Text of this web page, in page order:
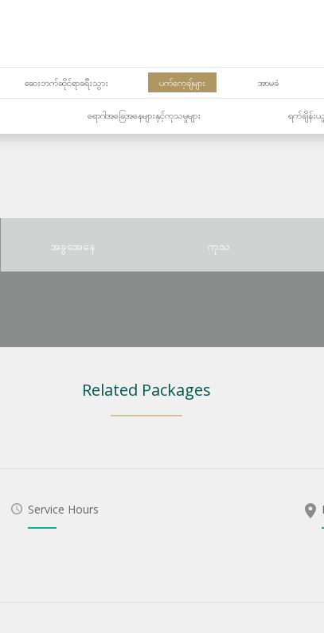
ဆေးဘက်ဆိုင်ရာခရီးသွား ပက်ကေ့ချ်များ အာမခံ
ရောဂါအခြေအနေများနှင့်ကုသမှုများ ရက်ချိန်း
အခွအေနေ ကုသ
Related Packages
Service Hours